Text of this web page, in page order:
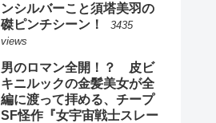
ンシルバーこと須塔美羽の
磔ピンチシーン！
3435
views
男のロマン全開！？ 皮ビ
キニルックの金髪美女が全
編に渡って拝める、チープ
SF怪作『女宇宙戦士スレー